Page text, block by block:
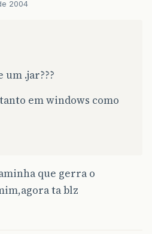
2004
.jar???
em windows como
que gerra o
ta blz